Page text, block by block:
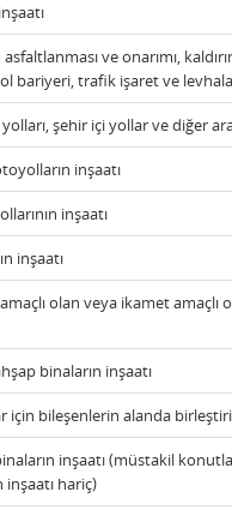
ve onarımı,
bariyeri, trafik işaret ve
şehir içi yollar ve diğer
inşaatı
inşaatı
inşaatı
olan veya ikamet
binaların inşaatı
için bileşenlerin alanda
inşaatı (müstakil
inşaatı hariç)